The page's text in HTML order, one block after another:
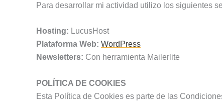
Para desarrollar mi actividad utilizo los siguientes
Hosting: LucusHost
Plataforma Web: WordPress
Newsletters: Con herramienta Mailerlite
POLÍTICA DE COOKIES
Esta Política de Cookies es parte de las